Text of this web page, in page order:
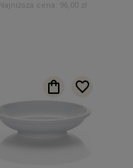
Najniższa cena:
96,00 zł